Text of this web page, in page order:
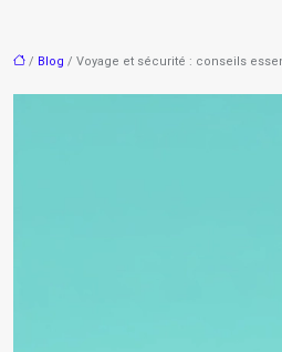
/ Blog / Voyage et sécurité : conseils